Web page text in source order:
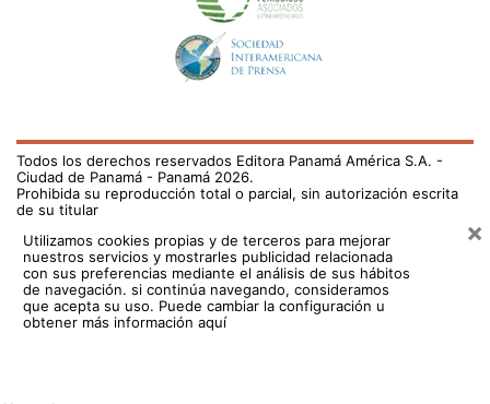
Todos los derechos reservados Editora Panamá América S.A. -
Ciudad de Panamá - Panamá 2026.
Prohibida su reproducción total o parcial, sin autorización escrita
de su titular
Utilizamos cookies propias y de terceros para mejorar
nuestros servicios y mostrarles publicidad relacionada
con sus preferencias mediante el análisis de sus hábitos
de navegación. si continúa navegando, consideramos
que acepta su uso. Puede cambiar la configuración u
obtener más información aquí
×